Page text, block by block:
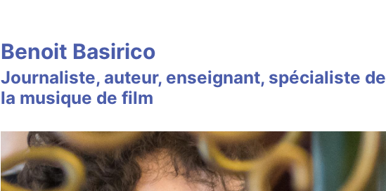
Benoit Basirico
Journaliste, auteur, enseignant, spécialiste de
la musique de film